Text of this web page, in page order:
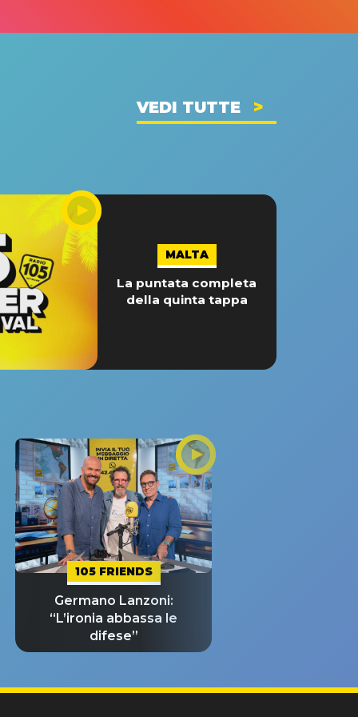
VEDI TUTTE
MALTA
La puntata completa
della quinta tappa
105 FRIENDS
Germano Lanzoni:
“L’ironia abbassa le
difese”